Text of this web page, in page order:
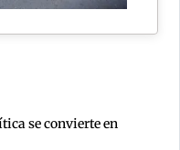
se convierte en